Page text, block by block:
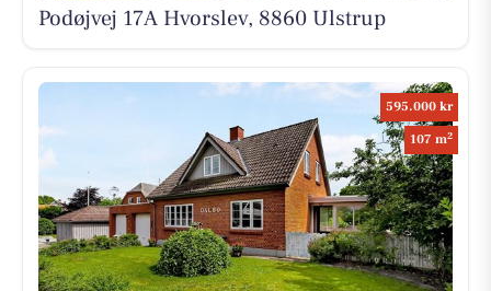
Podøjvej 17A Hvorslev, 8860 Ulstrup
595.000 kr
107 m2